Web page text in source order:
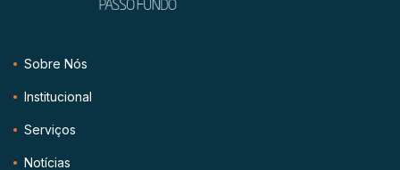
Sobre Nós
Institucional
Serviços
Notícias